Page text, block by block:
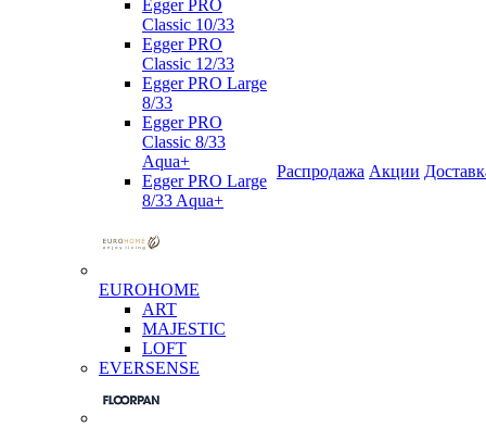
Egger PRO
Classic 10/33
Egger PRO
Classic 12/33
Egger PRO Large
8/33
Egger PRO
Classic 8/33
Aqua+
Egger PRO Large
8/33 Aqua+
EUROHOME
ART
MAJESTIC
LOFT
EVERSENSE
Распродажа Акции